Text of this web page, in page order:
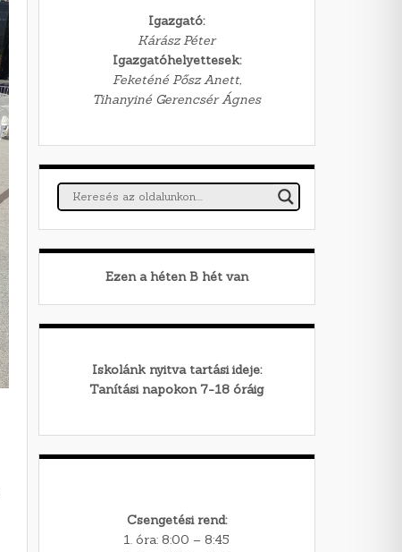
Igazgató:
Kárász Péter
Igazgatóhelyettesek:
Feketéné Pősz Anett,
Tihanyiné Gerencsér Ágnes
Ezen a héten Bhét van
Iskolánk nyitva tartási ideje:
Tanítási napokon 7-18 óráig
Csengetési rend:
1. óra: 8:00 – 8:45